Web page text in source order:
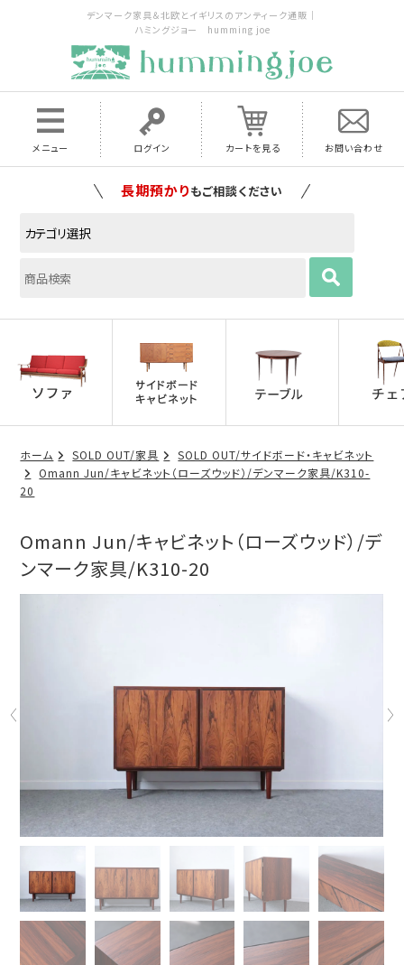
デンマーク家具＆北欧とイギリスのアンティーク通販｜
ハミングジョー humming joe
メニュー ログイン カートを見る お問い合わせ
家具の配送料は全国当店で負担いたします
ホーム SOLD OUT/家具
SOLD OUT/サイドボード・キャビネット
Omann Jun/キャビネット（ローズウッド）/デンマーク家具/K310-
20
Omann Jun/キャビネット（ローズウッド）/デ
ンマーク家具/K310-20